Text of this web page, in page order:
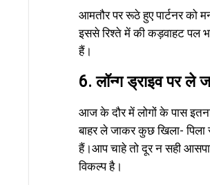
आमतौर पर रूठे हुए पार्टनर
इससे रिश्ते में की कड़वाहट पल
हैं।
6. लॉन्ग ड्राइव पर ले
आज के दौर में लोगों के पास
बाहर ले जाकर कुछ खिला-
हैं।आप चाहे तो दूर न सही
विकल्प है।